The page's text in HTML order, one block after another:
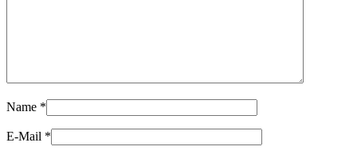
Name *
E-Mail *